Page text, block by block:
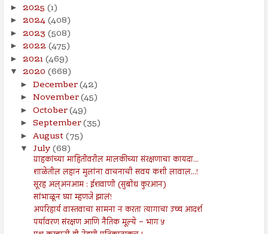
► 2025 (1)
► 2024(408)
► 2023 (508)
► 2022 (475)
► 2021(469)
▼ 2020 (668)
► December(42)
► November(45)
► October(49)
► September(35)
► August(75)
▼ July(68)
ग्राहकांच्या माहितीवरील मालकीच्या संरक्षणाचा कायदा...
शाळेतील लहान मुलांना वाचनाची सवय कशी लावाल...!
सूरह अल्अनआम : ईशवाणी (सुबोध कुरआन)
सांभाळून घ्या म्हणजे झालं!
अपरिहार्य वास्तवाचा सामना न करता त्यागाचा उच्च आदर्श
पर्यावरण संरक्षण आणि नैतिक मूल्ये – भाग ५